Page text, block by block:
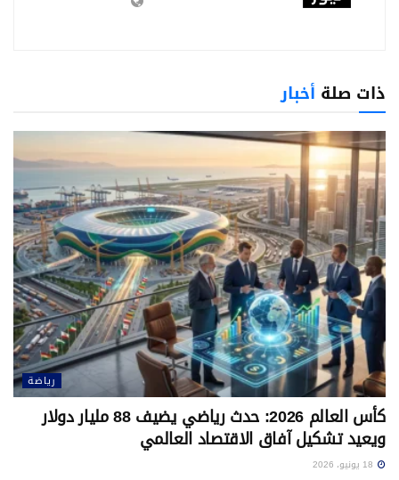
ذات صلة أخبار
رياضة
كأس العالم 2026: حدث رياضي يضيف 88 مليار دولار
ويعيد تشكيل آفاق الاقتصاد العالمي